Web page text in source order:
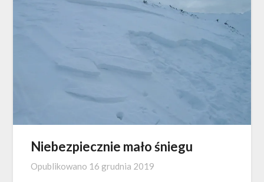
Niebezpiecznie mało śniegu
Opublikowano 16 grudnia 2019